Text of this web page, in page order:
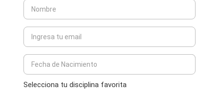
Selecciona tu disciplina favorita